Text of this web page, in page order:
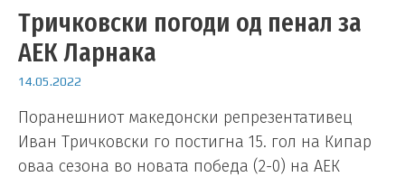
Тричковски погоди од пенал за
АЕК Ларнака
14.05.2022
Поранешниот македонски репрезентативец
Иван Тричковски го постигна 15. гол на Кипар
оваа сезона во новата победа (2-0) на АЕК